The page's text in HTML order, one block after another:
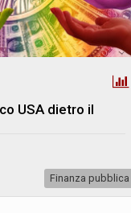
USA dietro il
Finanza pubblica